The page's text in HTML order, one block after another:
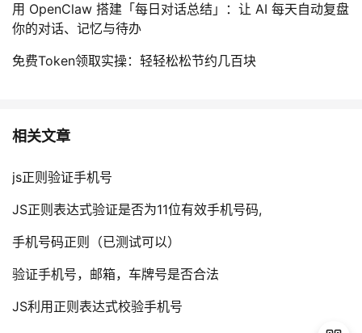
用 OpenClaw 搭建「每日对话总结」：让 AI 每天自动复盘
你的对话、记忆与待办
免费Token领取实操：轻轻松松节约几百块
相关文章
js正则验证手机号
JS正则表达式验证是否为11位有效手机号码,
手机号码正则（已测试可以）
验证手机号，邮箱，车牌号是否合法
JS利用正则表达式校验手机号